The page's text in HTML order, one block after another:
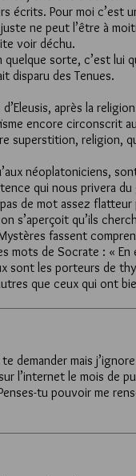
écrits. Pour moi c’est
ne peut l’être à
voir déchu.
sorte, c’est lui
disparu des Tenues.
après la
encore circonscrit
superstition, religion,
néoplatoniciens,
qui nous privera
de mot assez
s’aperçoit qu’ils
fassent
mots de Socrate : «
sont les porteurs de
que ceux qui ont
demander mais
l’internet le mois de
tu pouvoir me